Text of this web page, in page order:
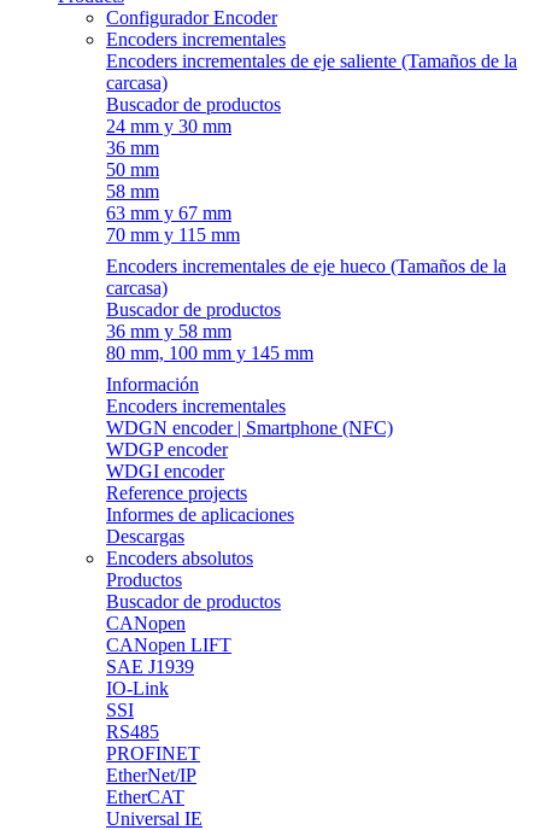
Configurador Encoder
Encoders incrementales
Encoders incrementales de eje saliente (Tamaños de la
carcasa)
Buscador de productos
24 mm y 30 mm
36 mm
50 mm
58 mm
63 mm y 67 mm
70 mm y 115 mm
Encoders incrementales de eje hueco (Tamaños de la
carcasa)
Buscador de productos
36 mm y 58 mm
80 mm, 100 mm y 145 mm
Información
Encoders incrementales
WDGN encoder | Smartphone (NFC)
WDGP encoder
WDGI encoder
Reference projects
Informes de aplicaciones
Descargas
Encoders absolutos
Productos
Buscador de productos
CANopen
CANopen LIFT
SAE J1939
IO-Link
SSI
RS485
PROFINET
EtherNet/IP
EtherCAT
Universal IE